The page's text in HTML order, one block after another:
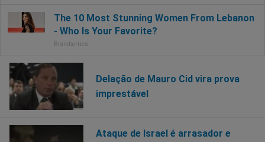
Delação de Mauro Cid vira prova
imprestável
Ataque de Israel é arrasador e